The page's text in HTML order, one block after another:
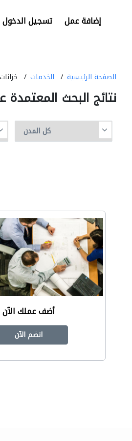
تسجيل الدخول إضافة عمل
الصفحة الرئيسية الخدمات
نتائج البحث المعتمدة
أضف عملك الآن
انضم الآن